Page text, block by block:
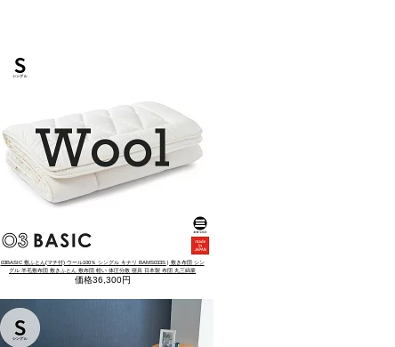
03BASIC 敷ふとん(マチ付) ウール100％ シングル キナリ BAMS033S | 敷き布団 シン
グル 羊毛敷布団 敷きふとん 敷布団 軽い 体圧分散 寝具 日本製 布団 丸三綿業
価格36,300円